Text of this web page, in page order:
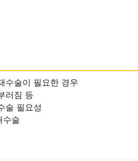
수술이 필요한 경우
러짐 등
술 필요성
수술